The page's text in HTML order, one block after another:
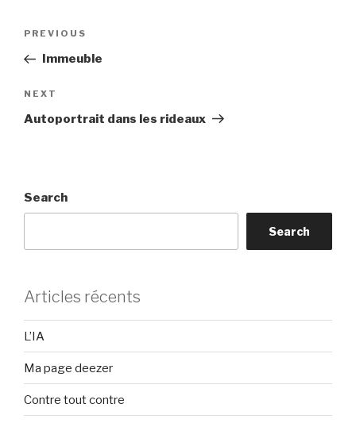
Previous
Post
PREVIOUS
Immeuble
Next
Post
NEXT
Autoportrait dans les rideaux
Search
Search
Articles récents
L’IA
Ma page deezer
Contre tout contre